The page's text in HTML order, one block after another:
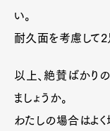
い。
耐久面を考慮して2
以上、絶賛ばかり
ましょうか。
わたしの場合はよ